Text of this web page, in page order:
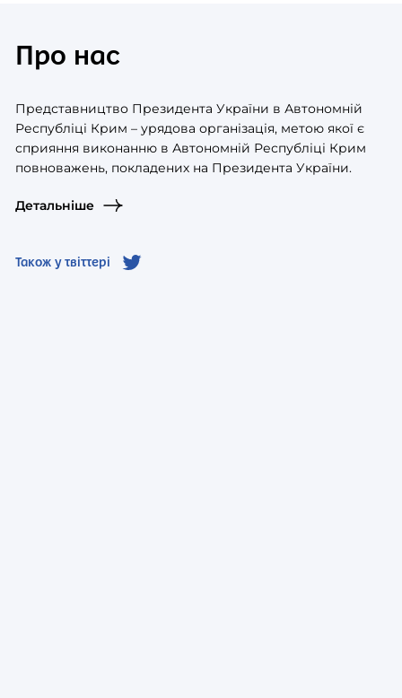
Про нас
Представництво Президента України в Автономній
Республіці Крим – урядова організація, метою якої є
сприяння виконанню в Автономній Республіці Крим
повноважень, покладених на Президента України.
Детальніше
Також у твіттері